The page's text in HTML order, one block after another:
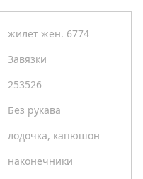
жилет жен. 6774
Завязки
253526
Без рукава
лодочка, капюшон
наконечники